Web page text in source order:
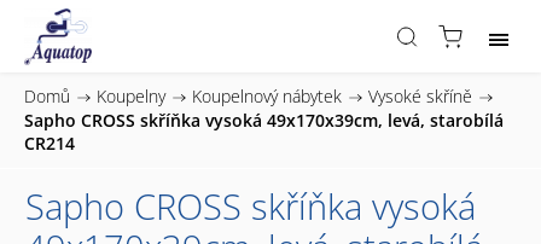
Domů / Koupelny / Koupelnový nábytek / Vysoké skříně /
Sapho CROSS skříňka vysoká 49x170x39cm, levá, starobílá
CR214
Sapho CROSS skříňka vysoká